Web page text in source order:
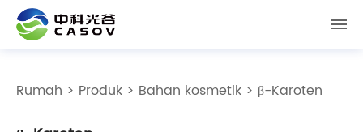
Rumah > Produk > Bahan kosmetik > β-Karoten